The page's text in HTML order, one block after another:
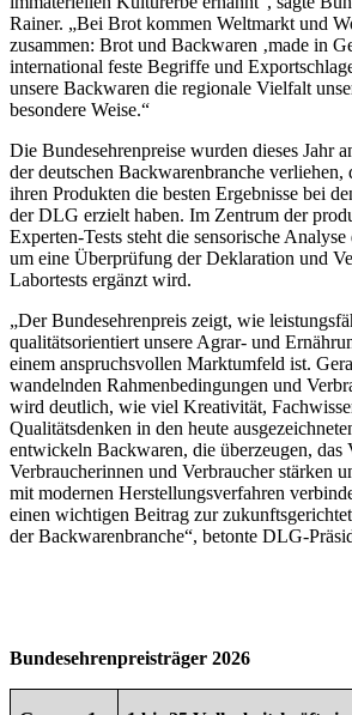
Rainer. „Bei Brot kommen Weltmarkt und
zusammen: Brot und Backwaren ‚made in
international feste Begriffe und
unsere Backwaren die regionale Vielfalt
besondere Weise.“
Die Bundesehrenpreise wurden dieses Jahr
der deutschen Backwarenbranche
ihren Produkten die besten Ergebnisse bei
der DLG erzielt haben. Im Zentrum der
Experten-Tests steht die sensorische
um eine Überprüfung der Deklaration und
Labortests ergänzt wird.
„Der Bundesehrenpreis zeigt, wie
qualitätsorientiert unsere Agrar‑ und
einem anspruchsvollen Marktumfeld ist.
wandelnden Rahmenbedingungen und
wird deutlich, wie viel Kreativität,
Qualitätsdenken in den heute
entwickeln Backwaren, die überzeugen, das
Verbraucherinnen und Verbraucher stärken
mit modernen Herstellungsverfahren
einen wichtigen Beitrag zur
der Backwarenbranche“, betonte
Bundesehrenpreisträger 2026